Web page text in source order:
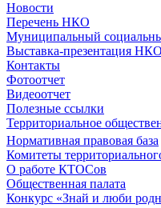
Новости
Перечень НКО
Муниципальный
Выставка-презентация НКО
Контакты
Фотоотчет
Видеоотчет
Полезные ссылки
Территориальное
Нормативная правовая база
Комитеты
О работе КТОСов
Общественная палата
Конкурс «Знай и люби